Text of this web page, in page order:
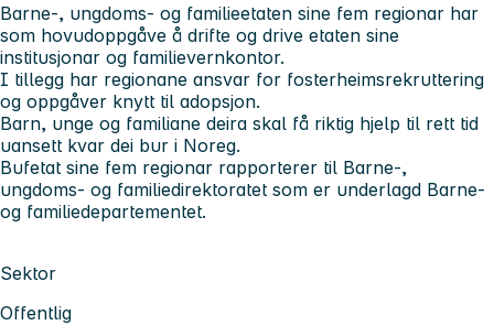
Barne-, ungdoms- og familieetaten sine fem regionar har
som hovudoppgåve å drifte og drive etaten sine
institusjonar og familievernkontor.
I tillegg har regionane ansvar for fosterheimsrekruttering
og oppgåver knytt til adopsjon.
Barn, unge og familiane deira skal få riktig hjelp til rett tid
uansett kvar dei bur i Noreg.
Bufetat sine fem regionar rapporterer til Barne-,
ungdoms- og familiedirektoratet som er underlagd Barne-
og familiedepartementet.
Sektor
Offentlig